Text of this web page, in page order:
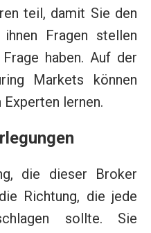
teil, damit Sie den
Fragen stellen
haben. Auf der
Markets können
lernen.
die dieser Broker
Richtung, die jede
sollte. Sie